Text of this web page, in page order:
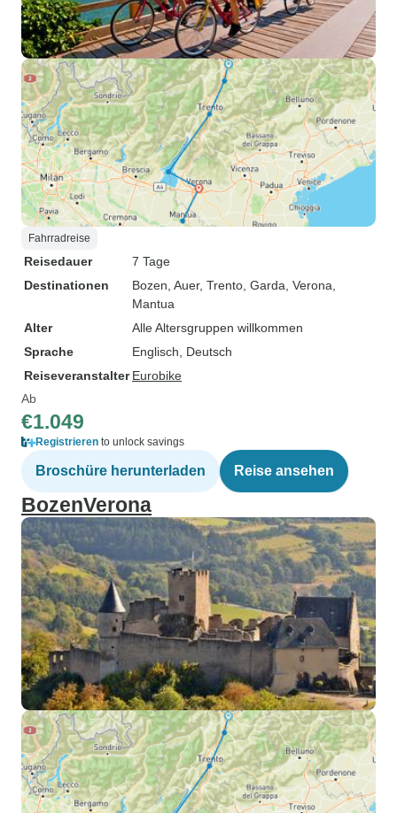
Fahrradreise
Reisedauer
7 Tage
Destinationen
Bozen , Auer, Trento , Garda , Verona
Mantua
Alter
Alle Altersgruppen willkommen
Sprache
Englisch, Deutsch
Reiseveranstalter Eurobike
Ab
€1.049
Registrieren to unlock savings
Broschüre herunterladen Reise ansehen
BozenVerona